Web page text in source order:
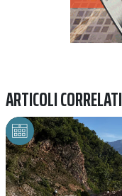
ARTICOLI CORRELATI